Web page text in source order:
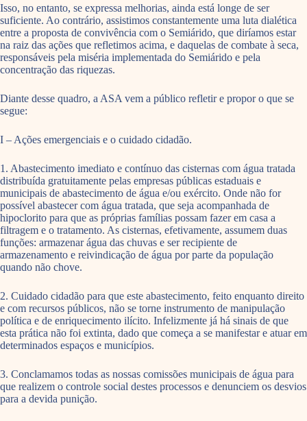
Isso, no entanto, se expressa melhorias, ainda está longe de ser
suficiente. Ao contrário, assistimos constantemente uma luta dialética
entre a proposta de convivência com o Semiárido, que diríamos estar
na raiz das ações que refletimos acima, e daquelas de combate à seca,
responsáveis pela miséria implementada do Semiárido e pela
concentração das riquezas.
Diante desse quadro, a ASA vem a público refletir e propor o que se
segue:
I – Ações emergenciais e o cuidado cidadão.
1. Abastecimento imediato e contínuo das cisternas com água tratada
distribuída gratuitamente pelas empresas públicas estaduais e
municipais de abastecimento de água e/ou exército. Onde não for
possível abastecer com água tratada, que seja acompanhada de
hipoclorito para que as próprias famílias possam fazer em casa a
filtragem e o tratamento. As cisternas, efetivamente, assumem duas
funções: armazenar água das chuvas e ser recipiente de
armazenamento e reivindicação de água por parte da população
quando não chove.
2. Cuidado cidadão para que este abastecimento, feito enquanto direito
e com recursos públicos, não se torne instrumento de manipulação
política e de enriquecimento ilícito. Infelizmente já há sinais de que
esta prática não foi extinta, dado que começa a se manifestar e atuar em
determinados espaços e municípios.
3. Conclamamos todas as nossas comissões municipais de água para
que realizem o controle social destes processos e denunciem os desvios
para a devida punição.